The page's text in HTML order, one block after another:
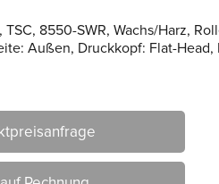
8550-SWR, Wachs/Harz,
Außen, Druckkopf: Flat-Head,